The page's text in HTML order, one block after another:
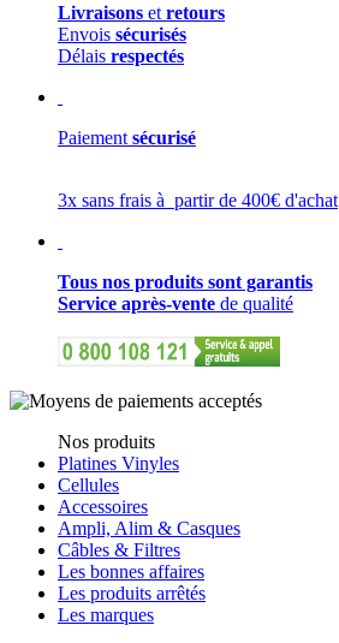
Livraisons et retours
Envois sécurisés
Délais respectés
Paiement sécurisé
3x sans frais à partir de 400€ d'achat
Tous nos produits sont garantis
Service après-vente de qualité
Nos produits
Platines Vinyles
Cellules
Accessoires
Ampli, Alim & Casques
Câbles & Filtres
Les bonnes affaires
Les produits arrêtés
Les marques